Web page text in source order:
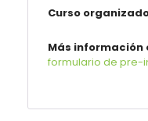
Curso
Más información
formulario de pre-